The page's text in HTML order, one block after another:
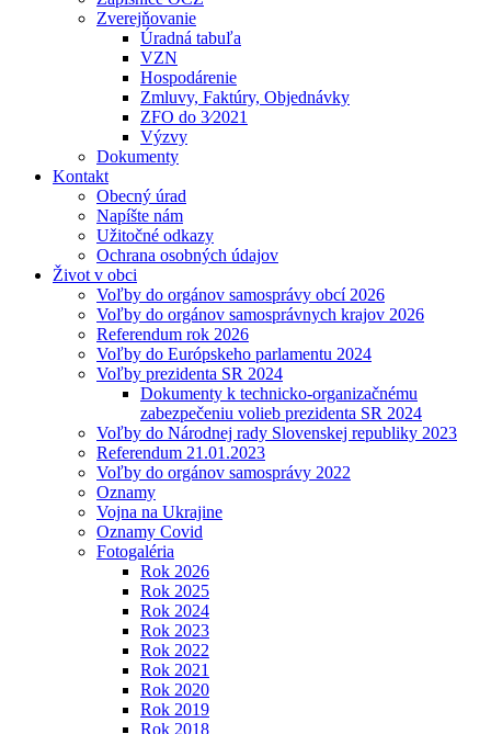
Zverejňovanie
Úradná tabuľa
VZN
Hospodárenie
Zmluvy, Faktúry, Objednávky
ZFO do 3⁄2021
Výzvy
Dokumenty
Kontakt
Obecný úrad
Napíšte nám
Užitočné odkazy
Ochrana osobných údajov
Život v obci
Voľby do orgánov samosprávy obcí 2026
Voľby do orgánov samosprávnych krajov 2026
Referendum rok 2026
Voľby do Európskeho parlamentu 2024
Voľby prezidenta SR 2024
Dokumenty k technicko-organizačnému
zabezpečeniu volieb prezidenta SR 2024
Voľby do Národnej rady Slovenskej republiky 2023
Referendum 21.01.2023
Voľby do orgánov samosprávy 2022
Oznamy
Vojna na Ukrajine
Oznamy Covid
Fotogaléria
Rok 2026
Rok 2025
Rok 2024
Rok 2023
Rok 2022
Rok 2021
Rok 2020
Rok 2019
Rok 2018